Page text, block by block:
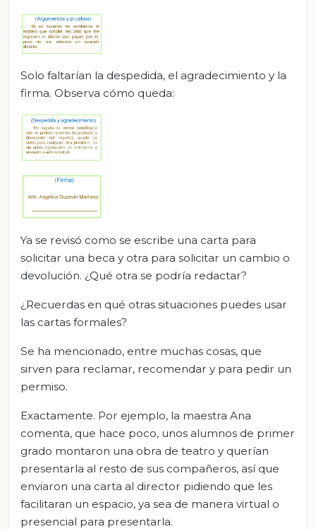
Solo faltarían la despedida, el agradecimiento y la
firma. Observa cómo queda:
Ya se revisó como se escribe una carta para
solicitar una beca y otra para solicitar un cambio o
devolución. ¿Qué otra se podría redactar?
¿Recuerdas en qué otras situaciones puedes usar
las cartas formales?
Se ha mencionado, entre muchas cosas, que
sirven para reclamar, recomendar y para pedir un
permiso.
Exactamente. Por ejemplo, la maestra Ana
comenta, que hace poco, unos alumnos de primer
grado montaron una obra de teatro y querían
presentarla al resto de sus compañeros, así que
enviaron una carta al director pidiendo que les
facilitaran un espacio, ya sea de manera virtual o
presencial para presentarla.